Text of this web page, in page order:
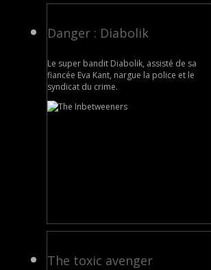
Danger : Diabolik
Le super bandit Diabolik, assisté de sa
fiancée Eva Kant, nargue la police et le
syndicat du crime.
The toxic avenger